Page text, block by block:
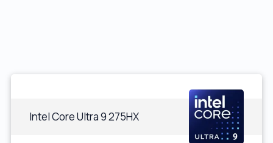
Intel Core Ultra 9 275HX